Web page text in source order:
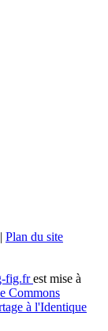
| Plan du site
fig.frest mise à
Commons
à l'Identique